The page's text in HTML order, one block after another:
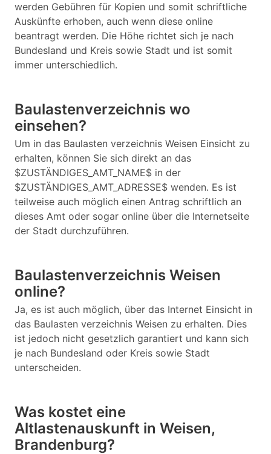
werden Gebühren für Kopien und somit schriftliche
Auskünfte erhoben, auch wenn diese online
beantragt werden. Die Höhe richtet sich je nach
Bundesland und Kreis sowie Stadt und ist somit
immer unterschiedlich.
Baulastenverzeichnis wo
einsehen?
Um in das Baulasten verzeichnis Weisen Einsicht zu
erhalten, können Sie sich direkt an das
$ZUSTÄNDIGES_AMT_NAME$ in der
$ZUSTÄNDIGES_AMT_ADRESSE$ wenden. Es ist
teilweise auch möglich einen Antrag schriftlich an
dieses Amt oder sogar online über die Internetseite
der Stadt durchzuführen.
Baulastenverzeichnis Weisen
online?
Ja, es ist auch möglich, über das Internet Einsicht in
das Baulasten verzeichnis Weisen zu erhalten. Dies
ist jedoch nicht gesetzlich garantiert und kann sich
je nach Bundesland oder Kreis sowie Stadt
unterscheiden.
Was kostet eine
Altlastenauskunft in Weisen,
Brandenburg?